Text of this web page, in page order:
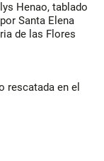
Henao, tablado
Santa Elena
de las Flores
rescatada en el